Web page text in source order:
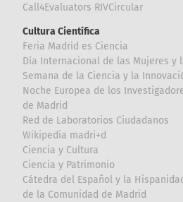
Call4Evaluators RIVCircular
Cultura Científica
Feria Madrid es Ciencia
Día Internacional de las Mujeres y
Semana de la Ciencia y la
Noche Europea de los
de Madrid
Red de Laboratorios Ciudadanos
Wikipedia madri+d
Ciencia y Cultura
Ciencia y Patrimonio
Cátedra del Español y la
de la Comunidad de Madrid